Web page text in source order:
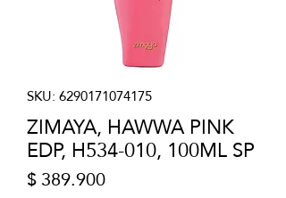
SKU: 6290171074175
ZIMAYA, HAWWA PINK
EDP, H534-010, 100ML SP
$ 389.900Precio